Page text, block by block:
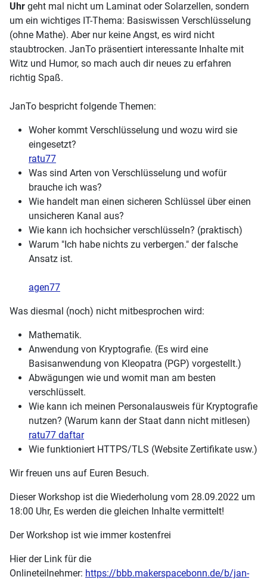
Uhr geht mal nicht um Laminat oder Solarzellen, sondern
um ein wichtiges IT-Thema: Basiswissen Verschlüsselung
(ohne Mathe). Aber nur keine Angst, es wird nicht
staubtrocken. JanTo präsentiert interessante Inhalte mit
Witz und Humor, so mach auch dir neues zu erfahren
richtig Spaß.
JanTo bespricht folgende Themen:
Woher kommt Verschlüsselung und wozu wird sie
eingesetzt?
ratu77
Was sind Arten von Verschlüsselung und wofür
brauche ich was?
Wie handelt man einen sicheren Schlüssel über einen
unsicheren Kanal aus?
Wie kann ich hochsicher verschlüsseln? (praktisch)
Warum "Ich habe nichts zu verbergen." der falsche
Ansatz ist.
agen77
Was diesmal (noch) nicht mitbesprochen wird:
Mathematik.
Anwendung von Kryptografie. (Es wird eine
Basisanwendung von Kleopatra (PGP) vorgestellt.)
Abwägungen wie und womit man am besten
verschlüsselt.
Wie kann ich meinen Personalausweis für Kryptografie
nutzen? (Warum kann der Staat dann nicht mitlesen)
ratu77 daftar
Wie funktioniert HTTPS/TLS (Website Zertifikate usw.)
Wir freuen uns auf Euren Besuch.
Dieser Workshop ist die Wiederholung vom 28.09.2022 um
18:00 Uhr, Es werden die gleichen Inhalte vermittelt!
Der Workshop ist wie immer kostenfrei
Hier der Link für die
Onlineteilnehmer: https://bbb.makerspacebonn.de/b/jan-